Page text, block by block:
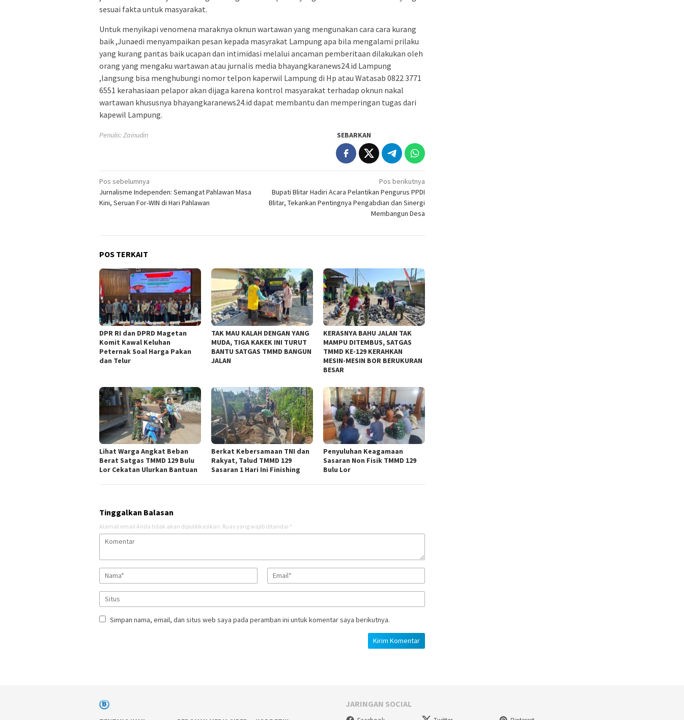
sesuai fakta untuk masyarakat.
Untuk menyikapi venomena maraknya oknun wartawan yang mengunakan cara cara kurang
baik ,Junaedi menyampaikan pesan kepada masyrakat Lampung apa bila mengalami prilaku
yang kurang pantas baik ucapan dan intimidasi melalui ancaman pemberitaan dilakukan oleh
orang yang mengaku wartawan atau jurnalis media bhayangkaranews24.id Lampung
,langsung bisa menghubungi nomor telpon kaperwil Lampung di Hp atau Watasab 0822 3771
6551 kerahasiaan pelapor akan dijaga karena kontrol masyarakat terhadap oknun nakal
wartawan khususnya bhayangkaranews24.id dapat membantu dan memperingan tugas dari
kapewil Lampung.
Penulis: Zainudin SEBARKAN
Navigasi
pos
Pos sebelumnya
Jurnalisme Independen: Semangat Pahlawan Masa
Kini, Seruan For-WIN di Hari Pahlawan
Pos berikutnya
Bupati Blitar Hadiri Acara Pelantikan Pengurus PPDI
Blitar, Tekankan Pentingnya Pengabdian dan Sinergi
Membangun Desa
POS TERKAIT
DPR RI dan DPRD Magetan
Komit Kawal Keluhan
Peternak Soal Harga Pakan
dan Telur
TAK MAU KALAH DENGAN YANG
MUDA, TIGA KAKEK INI TURUT
BANTU SATGAS TMMD BANGUN
JALAN
KERASNYA BAHU JALAN TAK
MAMPU DITEMBUS, SATGAS
TMMD KE-129 KERAHKAN
MESIN-MESIN BOR BERUKURAN
BESAR
Lihat Warga Angkat Beban
Berat Satgas TMMD 129 Bulu
Lor Cekatan Ulurkan Bantuan
Berkat Kebersamaan TNI dan
Rakyat, Talud TMMD 129
Sasaran 1 Hari Ini Finishing
Penyuluhan Keagamaan
Sasaran Non Fisik TMMD 129
Bulu Lor
Tinggalkan Balasan
Alamat email Anda tidak akan dipublikasikan. Ruas yang wajib ditandai *
Simpan nama, email, dan situs web saya pada peramban ini untuk komentar saya berikutnya.
JARINGAN SOCIAL